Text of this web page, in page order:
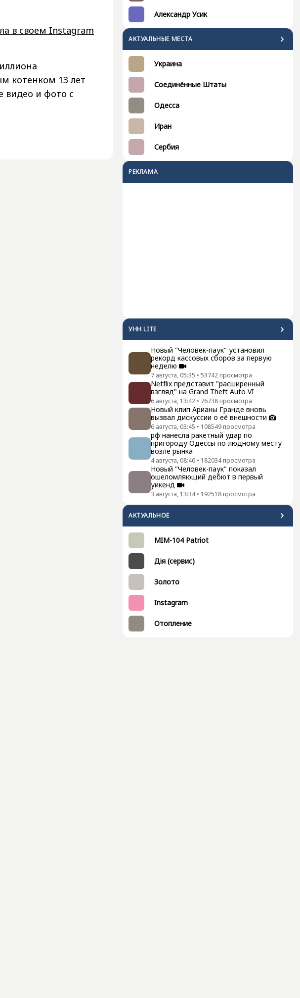
Александр Усик
АКТУАЛЬНЫЕ МЕСТА
Украина
Соединённые Штаты
Одесса
Иран
Сербия
РЕКЛАМА
УНН LITE
Новый "Человек-паук" установил
рекорд кассовых сборов за первую
неделю
7 августа, 05:35 • 53742 просмотра
Netflix представит "расширенный
взгляд" на Grand Theft Auto VI
6 августа, 13:42 • 76738 просмотра
Новый клип Арианы Гранде вновь
вызвал дискуссии о её внешности
6 августа, 03:45 • 108549 просмотра
рф нанесла ракетный удар по
пригороду Одессы по людному месту
возле рынка
4 августа, 08:46 • 182034 просмотра
Новый "Человек-паук" показал
ошеломляющий дебют в первый
уикенд
3 августа, 13:34 • 192518 просмотра
АКТУАЛЬНОЕ
MIM-104 Patriot
Дія (сервис)
Золото
Instagram
Отопление
в своем Instagram
котенком 13 лет
видео и фото с